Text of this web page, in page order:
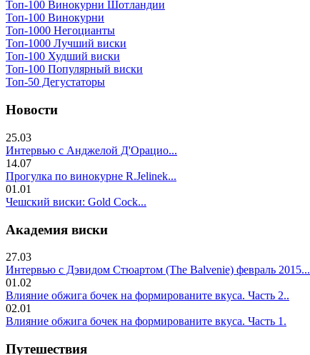
Топ-100 Винокурни Шотландии
Топ-100 Винокурни
Топ-1000 Негоцианты
Топ-1000 Лучший виски
Топ-100 Худший виски
Топ-100 Популярный виски
Топ-50 Дегустаторы
Новости
25.03
Интервью с Анджелой Д'Орацио...
14.07
Прогулка по винокурне R.Jelinek...
01.01
Чешский виски: Gold Cock...
Академия виски
27.03
Интервью с Дэвидом Стюартом (The Balvenie) февраль 2015...
01.02
Влияние обжига бочек на формированите вкуса. Часть 2..
02.01
Влияние обжига бочек на формированите вкуса. Часть 1.
Путешествия